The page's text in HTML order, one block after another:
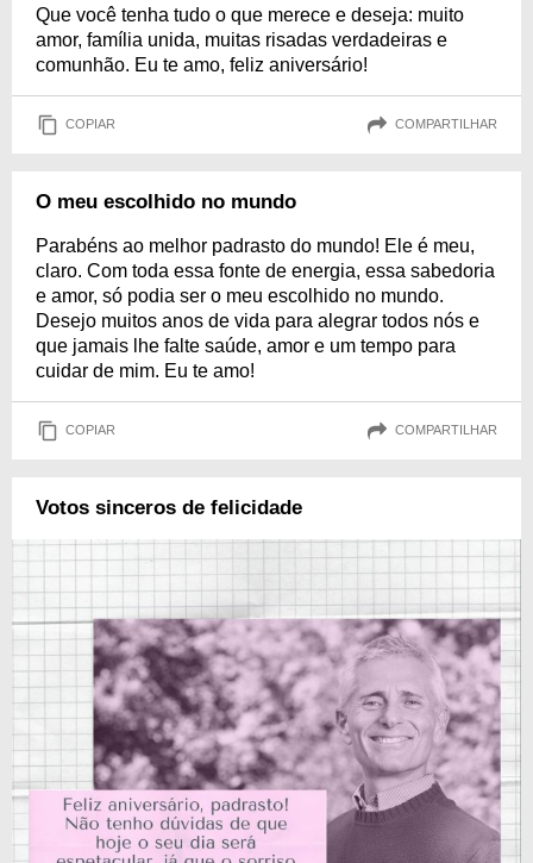
Que você tenha tudo o que merece e deseja: muito
amor, família unida, muitas risadas verdadeiras e
comunhão. Eu te amo, feliz aniversário!
COPIAR COMPARTILHAR
O meu escolhido no mundo
Parabéns ao melhor padrasto do mundo! Ele é meu,
claro. Com toda essa fonte de energia, essa sabedoria
e amor, só podia ser o meu escolhido no mundo.
Desejo muitos anos de vida para alegrar todos nós e
que jamais lhe falte saúde, amor e um tempo para
cuidar de mim. Eu te amo!
COPIAR COMPARTILHAR
Votos sinceros de felicidade